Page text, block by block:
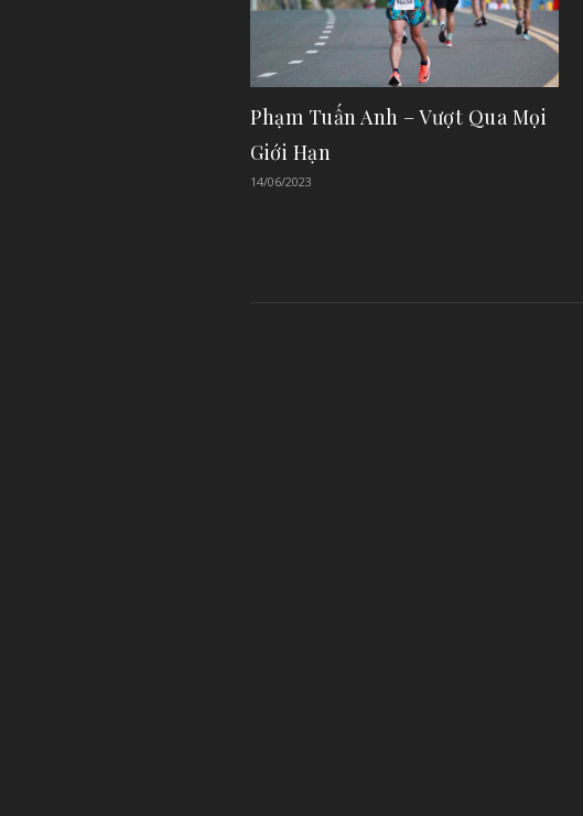
Phạm Tuấn Anh – Vượt Qua Mọi
Giới Hạn
14/06/2023